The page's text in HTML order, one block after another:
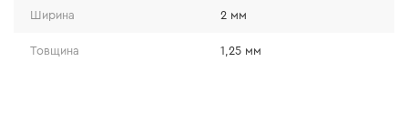
Ширина 2 мм
Товщина 1,25 мм